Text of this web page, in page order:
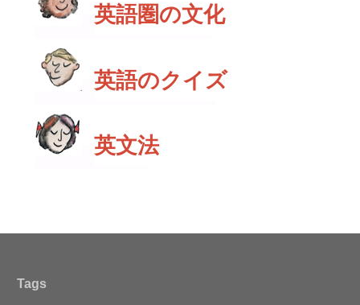
英語圏の文化
英語のクイズ
英文法
Tags